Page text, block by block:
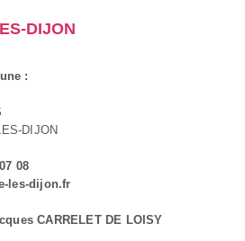
DIJON
:
DIJON
08
les-dijon.fr
CARRELET DE LOISY